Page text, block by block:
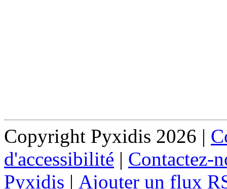
Copyright Pyxidis 2026 |
d'accessibilité | Contactez-
Pyxidis | Ajouter un flux